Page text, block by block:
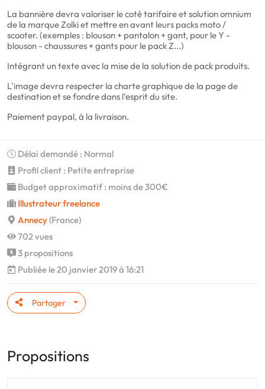
La bannière devra valoriser le coté tarifaire et solution omnium
de la marque Zolki et mettre en avant leurs packs moto /
scooter. (exemples : blouson + pantalon + gant, pour le Y -
blouson - chaussures + gants pour le pack Z...)
Intégrant un texte avec la mise de la solution de pack produits.
L'image devra respecter la charte graphique de la page de
destination et se fondre dans l'esprit du site.
Paiement paypal, à la livraison.
Délai demandé : Normal
Profil client : Petite entreprise
Budget approximatif : moins de 300€
Illustrateur freelance
Annecy(France)
702 vues
3 propositions
Publiée le 20 janvier 2019 à 16:21
Partager
Propositions